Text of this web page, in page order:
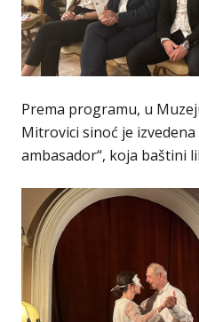
Prema programu, u
Mitrovici sinoć je
ambasador“, koja baštini